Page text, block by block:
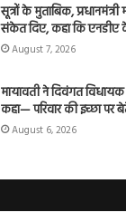
सूत्रों के मुताबिक,
संकेत दिए, कहा कि एनडीए
August 7, 2026
मायावती ने दिवंगत
कहा— परिवार की इच्छा
August 6, 2026